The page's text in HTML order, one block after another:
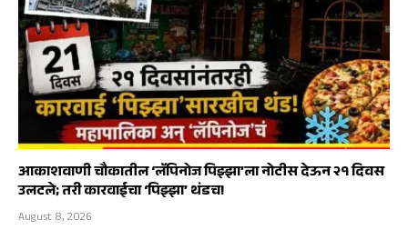
आकाशवाणी चौकातील ‘लॅपिनोज पिझ्झा’ला नोटीस देऊन २१ दिवस
उलटले; तरी कारवाईचा ‘पिझ्झा’ थंडच!
August 8, 2026